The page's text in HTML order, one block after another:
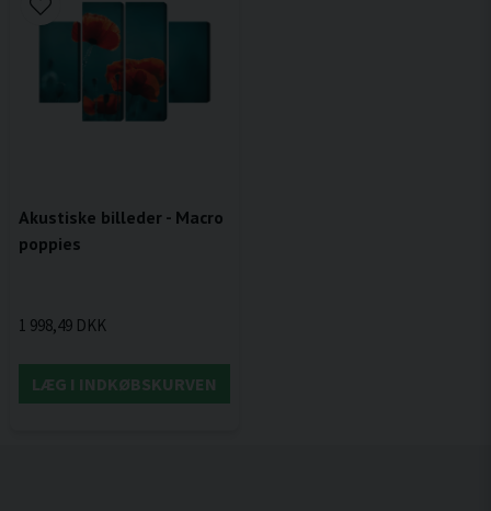
Akustiske billeder - Macro
poppies
1 998,49 DKK
LÆG I INDKØBSKURVEN